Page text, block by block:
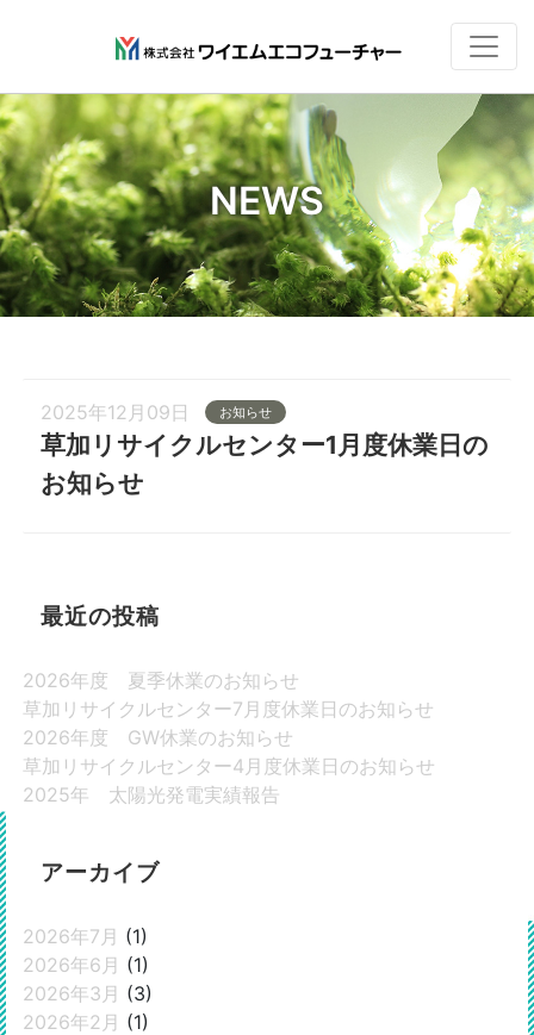
NEWS
2025年12月09日 お知らせ
草加リサイクルセンター1月度休業日の
お知らせ
最近の投稿
2026年度 夏季休業のお知らせ
草加リサイクルセンター7月度休業日のお知らせ
2026年度 GW休業のお知らせ
草加リサイクルセンター4月度休業日のお知らせ
2025年 太陽光発電実績報告
アーカイブ
2026年7月 (1)
2026年6月 (1)
2026年3月 (3)
2026年2月 (1)